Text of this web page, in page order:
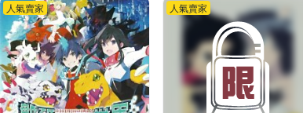
人氣賣家 人氣賣家